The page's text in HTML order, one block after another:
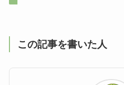
この記事を書いた人